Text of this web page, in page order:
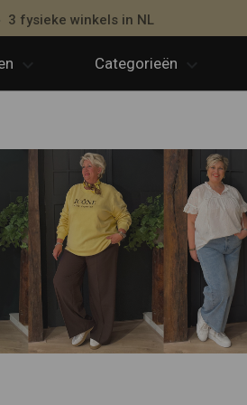
3 fysieke winkels in NL
Categorieën